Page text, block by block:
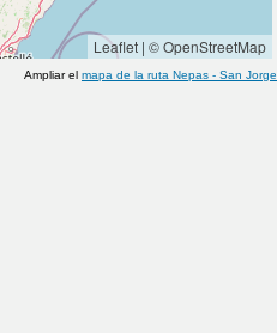
Leaflet | © OpenStreetMap
Ampliar el mapa de la ruta Nepas - San Jorge